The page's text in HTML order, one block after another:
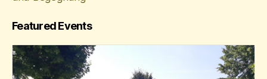
Featured Events